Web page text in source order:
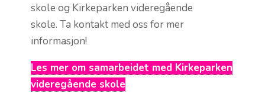
skole og Kirkeparken videregående
skole. Ta kontakt med oss for mer
informasjon!
Les mer om samarbeidet med Kirkeparken
videregående skole